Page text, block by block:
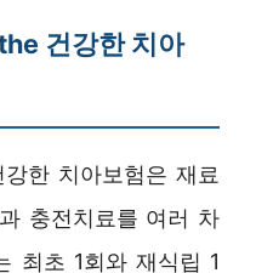
건강한 치아
한 치아보험은 재료
충전치료를 여러 차
최초 1회와 재식립 1